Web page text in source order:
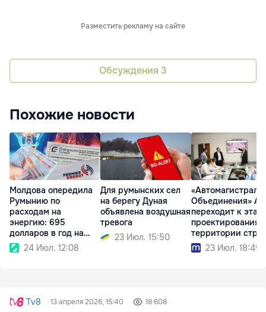
Разместить рекламу на сайте
Обсуждения 3
Похожие новости
Молдова опередила
Румынию по
расходам на
энергию: 695
долларов в год на
человека
24 Июл. 12:08
Для румынских сел
на берегу Дуная
объявлена воздушная
тревога
23 Июл. 15:50
«Автомагистраль
Объединения» A8
переходит к
проектирования
территории
23 Июл. 18:49
Tv8 13 апреля 2026, 15:40 18 608